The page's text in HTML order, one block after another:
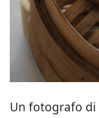
Un fotografo di